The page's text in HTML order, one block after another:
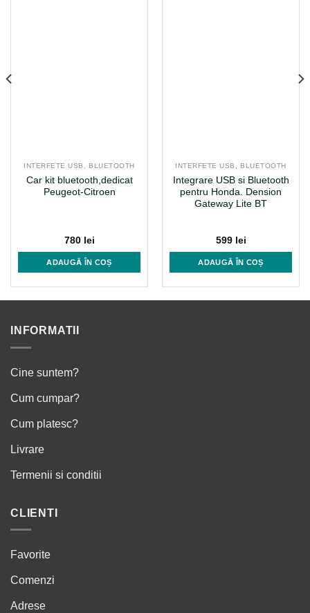
INTERFETE USB, BLUETOOTH
Car kit bluetooth,dedicat
Peugeot-Citroen
780 lei
ADAUGĂ ÎN COȘ
INTERFETE USB, BLUETOOTH
Integrare USB si Bluetooth
pentru Honda. Dension
Gateway Lite BT
599 lei
ADAUGĂ ÎN COȘ
INFORMATII
Cine suntem?
Cum cumpar?
Cum platesc?
Livrare
Termenii si conditii
CLIENTI
Favorite
Comenzi
Adrese